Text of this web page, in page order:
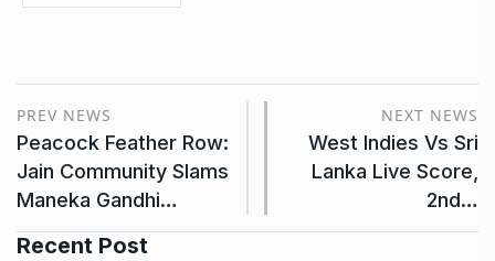
PREV NEWS
Peacock Feather Row:
Jain Community Slams
Maneka Gandhi…
NEXT NEWS
West Indies Vs Sri
Lanka Live Score,
2nd…
Recent Post